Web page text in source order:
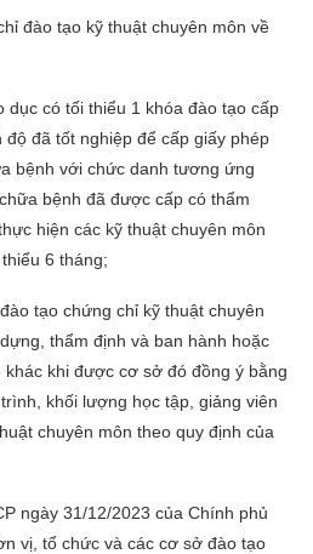
đào tạo kỹ thuật chuyên môn về
có tối thiểu 1 khóa đào tạo cấp
đã tốt nghiệp để cấp giấy phép
bệnh với chức danh tương ứng
bệnh đã được cấp có thẩm
hiện các kỹ thuật chuyên môn
6 tháng;
tạo chứng chỉ kỹ thuật chuyên
thẩm định và ban hành hoặc
khi được cơ sở đó đồng ý bằng
khối lượng học tập, giảng viên
chuyên môn theo quy định của
ngày 31/12/2023 của Chính phủ
vị, tổ chức và các cơ sở đào tạo